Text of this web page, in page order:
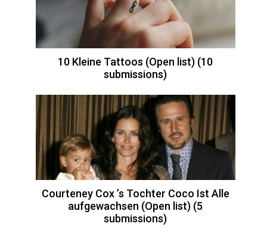
10 Kleine Tattoos (Open list) (10
submissions)
Courteney Cox ’s Tochter Coco Ist Alle
aufgewachsen (Open list) (5
submissions)